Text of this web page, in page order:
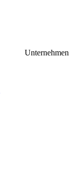
Unternehmen